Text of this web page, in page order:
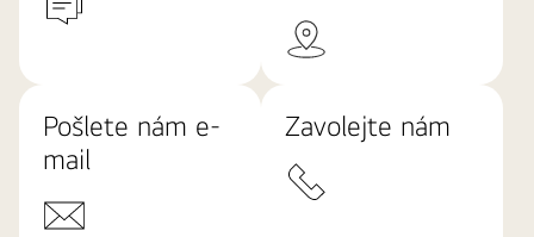
Pošlete nám e-
mail
Zavolejte nám